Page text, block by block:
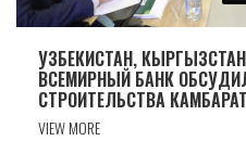
УЗБЕКИСТАН,
ВСЕМИРНЫЙ БАНК
СТРОИТЕЛЬСТВА
VIEW MORE